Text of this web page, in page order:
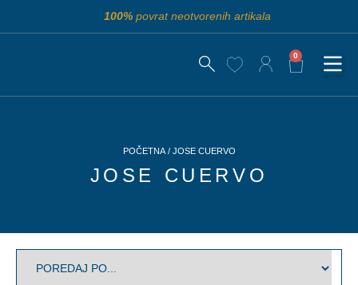
100%povrat neotvorenih artikala
0
POČETNA/ JOSE CUERVO
JOSE CUERVO